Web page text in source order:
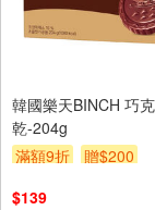
韓國樂天BINCH 巧
乾-204g
滿額9折
贈$200
$139